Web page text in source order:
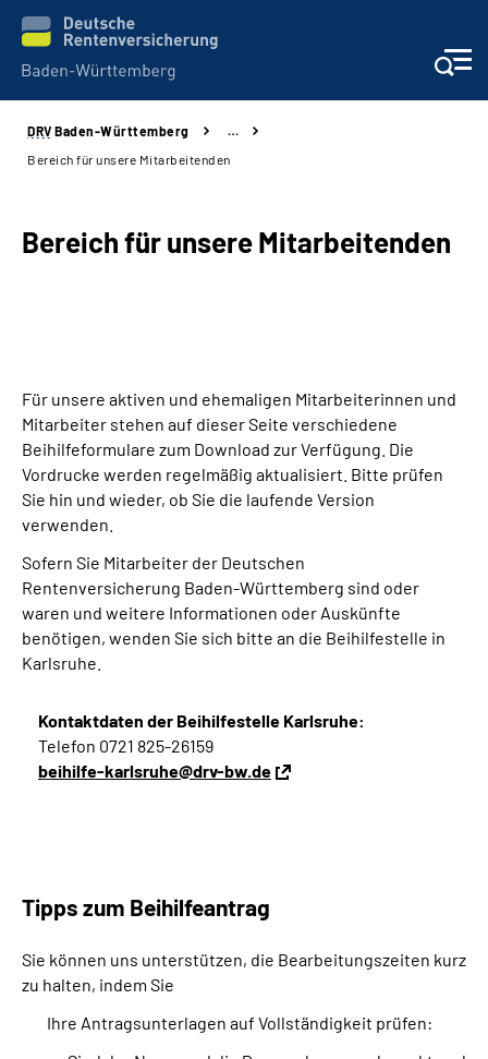
Beratung und Kontakt
Über uns
Inhalte in Gebärdensprache (DGS)
Leichte Sprache
Suche
Mein Kundenportal
DRV Baden-Württemberg
…
Bereich für unsere Mitarbeitenden
Bereich für unsere Mitarbeitenden
Für unsere aktiven und ehemaligen Mitarbeiterinnen und
Mitarbeiter stehen auf dieser Seite verschiedene
Beihilfeformulare zum Download zur Verfügung. Die
Vordrucke werden regelmäßig aktualisiert. Bitte prüfen
Sie hin und wieder, ob Sie die laufende Version
verwenden.
Sofern Sie Mitarbeiter der Deutschen
Rentenversicherung Baden-Württemberg sind oder
waren und weitere Informationen oder Auskünfte
benötigen, wenden Sie sich bitte an die Beihilfestelle in
Karlsruhe.
Kontaktdaten der Beihilfestelle Karlsruhe:
Telefon 0721 825-26159
beihilfe-karlsruhe@drv-bw.de
Tipps zum Beihilfeantrag
Sie können uns unterstützen, die Bearbeitungszeiten kurz
zu halten, indem Sie
Ihre Antragsunterlagen auf Vollständigkeit prüfen: